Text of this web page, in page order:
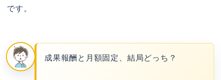
です。
成果報酬と月額固定、結局どっち？